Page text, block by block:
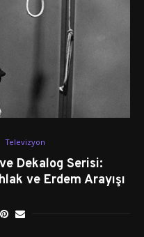
Televizyon
Dekalog Serisi:
ve Erdem Arayışı